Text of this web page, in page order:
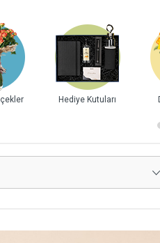
Yıl Dönümü Kutuda Güller